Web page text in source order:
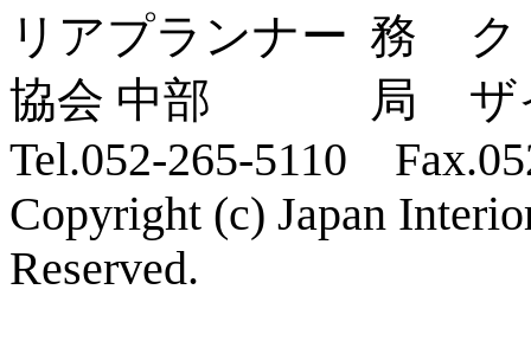
ザ
Tel.052-265-5110
Copyright (c) Japan
Reserved.